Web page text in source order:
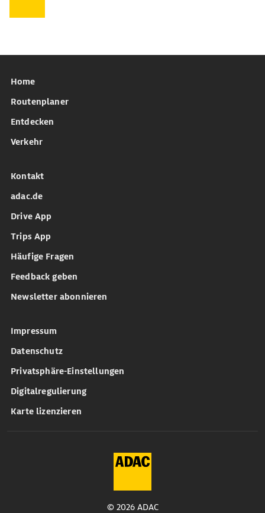
Home
Routenplaner
Entdecken
Verkehr
Kontakt
adac.de
Drive App
Trips App
Häufige Fragen
Feedback geben
Newsletter abonnieren
Impressum
Datenschutz
Privatsphäre-Einstellungen
Digitalregulierung
Karte lizenzieren
© 2026 ADAC